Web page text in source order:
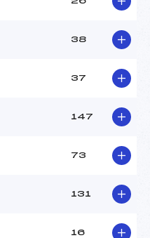
38
37
147
73
131
16